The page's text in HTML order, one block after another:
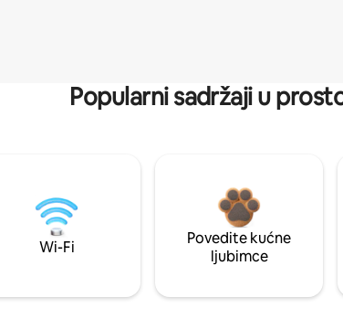
Popularni sadržaji u
Wi-Fi
Povedite kućne
ljubimce